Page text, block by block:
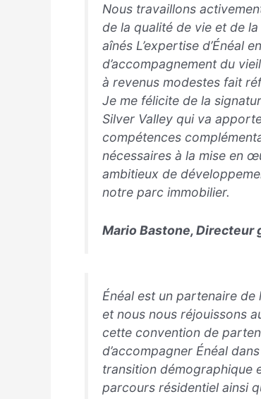
Nous travaillons
de la qualité de vie et de
aînés L’expertise d’Énéal
d’accompagnement du
à revenus modestes fait
Je me félicite de la
Silver Valley qui va
compétences
nécessaires à la mise en
ambitieux de
notre parc immobilier.
Mario Bastone, Directeur
Énéal est un partenaire
et nous nous réjouissons
cette convention de
d’accompagner Énéal
transition démographique
parcours résidentiel ainsi